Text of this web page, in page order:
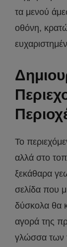
τα μενού
οθόνη,
Το
αλλά στο
ξεκάθαρα
σελίδα που
δύσκολα θα
αγορά της
γλώσσα των